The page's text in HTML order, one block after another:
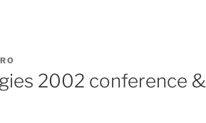
2002 conference &